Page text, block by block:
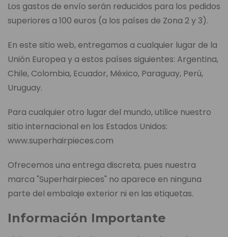
Los gastos de envío serán reducidos para los pedidos
superiores a 100 euros (a los países de Zona 2 y 3).
En este sitio web, entregamos a cualquier lugar de la
Unión Europea y a estos países siguientes: Argentina,
Chile, Colombia, Ecuador, México, Paraguay, Perú,
Uruguay.
Para cualquier otro lugar del mundo, utilice nuestro
sitio internacional en los Estados Unidos:
www.superhairpieces.com
Ofrecemos una entrega discreta, pues nuestra
marca "Superhairpieces" no aparece en ninguna
parte del embalaje exterior ni en las etiquetas.
Información Importante